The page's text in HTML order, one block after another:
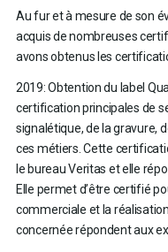
Au fur et à mesure de son
acquis de nombreuses
avons obtenus les
2019: Obtention du label
certification principales de
signalétique, de la gravure,
ces métiers. Cette
le bureau Veritas et elle
Elle permet d’être certifié
commerciale et la
concernée répondent aux